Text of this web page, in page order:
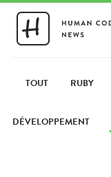
TOUT RUBY
DÉVELOPPEMENT